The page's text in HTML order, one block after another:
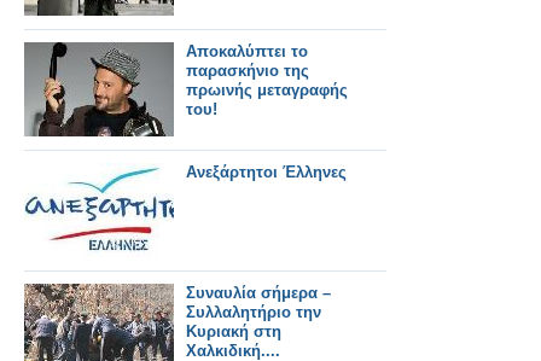
Αποκαλύπτει το
παρασκήνιο της
πρωινής μεταγραφής
του!
Ανεξάρτητοι Έλληνες
Συναυλία σήμερα –
Συλλαλητήριο την
Κυριακή στη
Χαλκιδική....